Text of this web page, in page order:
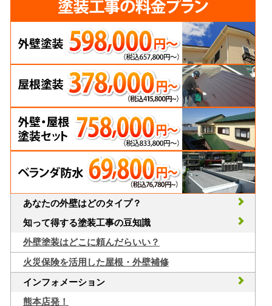
あなたの外壁はどのタイプ？
知って得する塗装工事の豆知識
外壁塗装はどこに頼んだらいい？
火災保険を活用した屋根・外壁補修
インフォメーション
熊本店発！